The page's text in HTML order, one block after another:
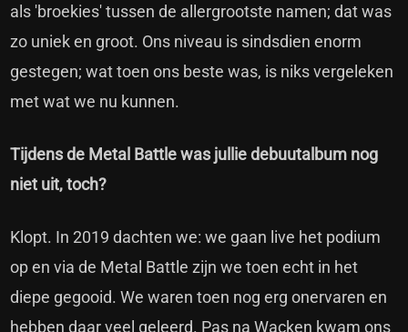
als 'broekies' tussen de allergrootste namen; dat was
zo uniek en groot. Ons niveau is sindsdien enorm
gestegen; wat toen ons beste was, is niks vergeleken
met wat we nu kunnen.
Tijdens de Metal Battle was jullie debuutalbum nog
niet uit, toch?
Klopt. In 2019 dachten we: we gaan live het podium
op en via de Metal Battle zijn we toen echt in het
diepe gegooid. We waren toen nog erg onervaren en
hebben daar veel geleerd. Pas na Wacken kwam ons